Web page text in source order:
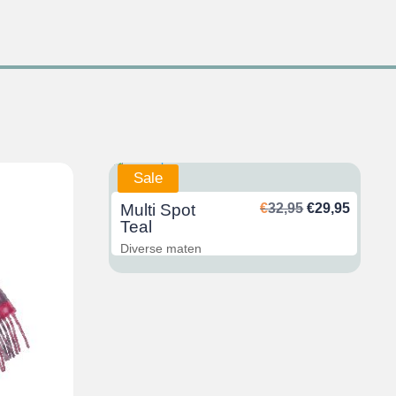
Sale
Multi Spot
Teal
€32,95
€32,95
€29,95
€29,95.
Diverse maten